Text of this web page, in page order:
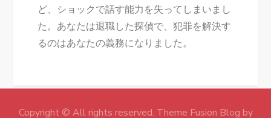
ど、ショックで話す能力を失ってしまいまし
た。あなたは退職した探偵で、犯罪を解決す
るのはあなたの義務になりました。
Copyright © All rights reserved. Theme Fusion Blog by